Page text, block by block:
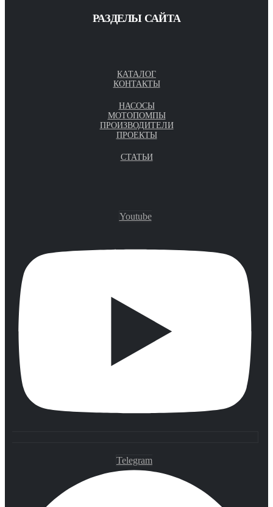
РАЗДЕЛЫ САЙТА
КАТАЛОГ
КОНТАКТЫ
НАСОСЫ
МОТОПОМПЫ
ПРОИЗВОДИТЕЛИ
ПРОЕКТЫ
СТАТЬИ
Youtube
Telegram